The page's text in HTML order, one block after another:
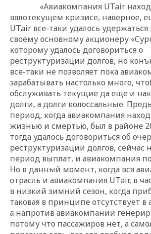
«Авиакомпания UTair
вялотекущем кризисе, наверное,
UTair все-таки удалось удержаться
своему основному акционеру
которому удалось договориться о
реструктуризации долгов, но
все-таки не позволяет пока
зарабатывать настолько много,
обслуживать текущие да еще и
долги, а долги колоссальные.
период, когда авиакомпания
жизнью и смертью, был в районе
тогда удалось договориться об
реструктуризации долгов, сейчас
период выплат, и авиакомпания
Но в данный момент, когда вся
отрасль и авиакомпания UTair, в
в низкий зимний сезон, когда
таковая в принципе отсутствует
а напротив авиакомпании
потому что пассажиров нет, а